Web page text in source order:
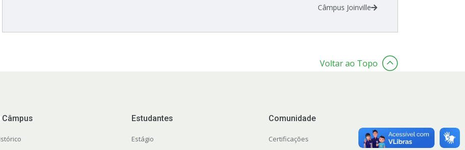
Câmpus Joinville
Voltar ao Topo
Câmpus Estudantes
Estágio
Comunidade
Certificações